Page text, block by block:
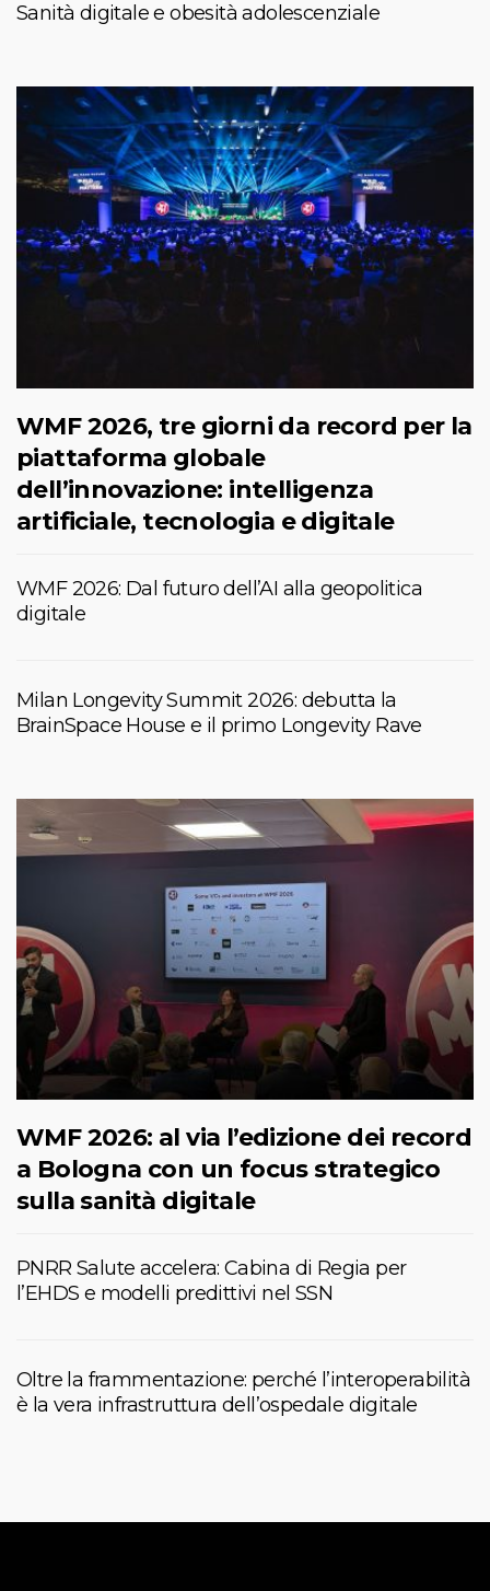
Sanità digitale e obesità adolescenziale
WMF 2026, tre giorni da record per la
piattaforma globale
dell’innovazione: intelligenza
artificiale, tecnologia e digitale
WMF 2026: Dal futuro dell’AI alla geopolitica
digitale
Milan Longevity Summit 2026: debutta la
BrainSpace House e il primo Longevity Rave
WMF 2026: al via l’edizione dei record
a Bologna con un focus strategico
sulla sanità digitale
PNRR Salute accelera: Cabina di Regia per
l’EHDS e modelli predittivi nel SSN
Oltre la frammentazione: perché l’interoperabilità
è la vera infrastruttura dell’ospedale digitale